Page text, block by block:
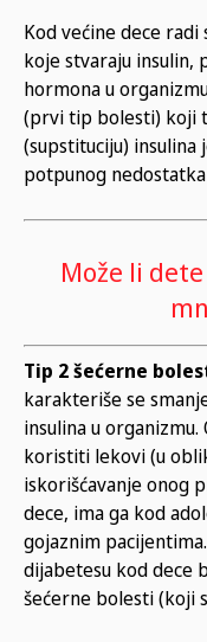
Kod većine dece
koje stvaraju insulin,
hormona u
(prvi tip bolesti) koji
(supstituciju)
potpunog
Može li
Tip 2 šećerne
karakteriše se
insulina u
koristiti lekovi (u
iskorišćavanje onog
dece, ima ga kod
gojaznim
dijabetesu kod dece
šećerne bolesti (koji